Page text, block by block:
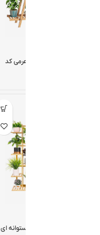
استند گلدان چوبی هرمی کد
استند گلدان چوبی استوانه ای